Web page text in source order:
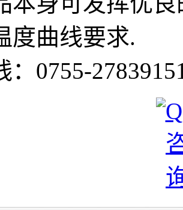
度曲线要求.
0755-